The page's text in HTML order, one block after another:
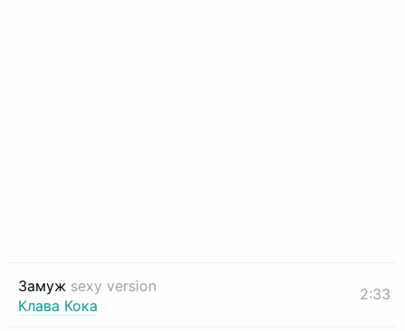
Замуж sexy version
Клава Кока
2:33